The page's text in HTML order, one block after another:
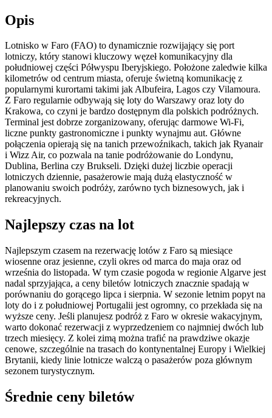
Opis
Lotnisko w Faro (FAO) to dynamicznie rozwijający się port
lotniczy, który stanowi kluczowy węzeł komunikacyjny dla
południowej części Półwyspu Iberyjskiego. Położone zaledwie kilka
kilometrów od centrum miasta, oferuje świetną komunikację z
popularnymi kurortami takimi jak Albufeira, Lagos czy Vilamoura.
Z Faro regularnie odbywają się loty do Warszawy oraz loty do
Krakowa, co czyni je bardzo dostępnym dla polskich podróżnych.
Terminal jest dobrze zorganizowany, oferując darmowe Wi-Fi,
liczne punkty gastronomiczne i punkty wynajmu aut. Główne
połączenia opierają się na tanich przewoźnikach, takich jak Ryanair
i Wizz Air, co pozwala na tanie podróżowanie do Londynu,
Dublina, Berlina czy Brukseli. Dzięki dużej liczbie operacji
lotniczych dziennie, pasażerowie mają dużą elastyczność w
planowaniu swoich podróży, zarówno tych biznesowych, jak i
rekreacyjnych.
Najlepszy czas na lot
Najlepszym czasem na rezerwację lotów z Faro są miesiące
wiosenne oraz jesienne, czyli okres od marca do maja oraz od
września do listopada. W tym czasie pogoda w regionie Algarve jest
nadal sprzyjająca, a ceny biletów lotniczych znacznie spadają w
porównaniu do gorącego lipca i sierpnia. W sezonie letnim popyt na
loty do i z południowej Portugalii jest ogromny, co przekłada się na
wyższe ceny. Jeśli planujesz podróż z Faro w okresie wakacyjnym,
warto dokonać rezerwacji z wyprzedzeniem co najmniej dwóch lub
trzech miesięcy. Z kolei zimą można trafić na prawdziwe okazje
cenowe, szczególnie na trasach do kontynentalnej Europy i Wielkiej
Brytanii, kiedy linie lotnicze walczą o pasażerów poza głównym
sezonem turystycznym.
Średnie ceny biletów